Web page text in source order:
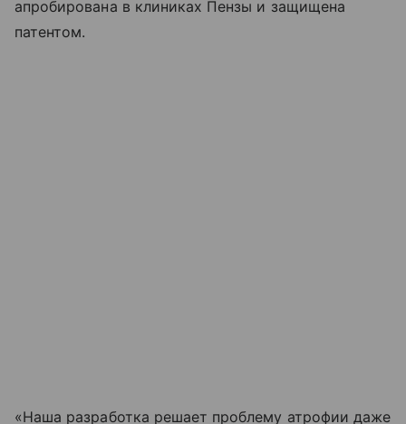
апробирована в клиниках Пензы и защищена
патентом.
«Наша разработка решает проблему атрофии даже